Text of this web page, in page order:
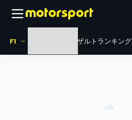
F1 リザルト ランキング